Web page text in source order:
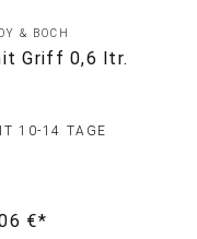
& BOCH
Griff 0,6 ltr.
10-14 TAGE
€*